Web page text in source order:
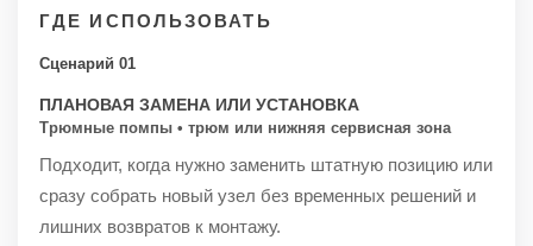
ГДЕ ИСПОЛЬЗОВАТЬ
Сценарий 01
ПЛАНОВАЯ ЗАМЕНА ИЛИ УСТАНОВКА
Трюмные помпы • трюм или нижняя сервисная зона
Подходит, когда нужно заменить штатную позицию или
сразу собрать новый узел без временных решений и
лишних возвратов к монтажу.